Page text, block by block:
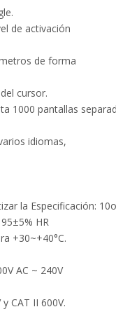
de activación
de forma
cursor.
1000 pantallas
idiomas,
la Especificación:
HR
+30~+40°C.
AC ~ 240V
CAT II 600V.